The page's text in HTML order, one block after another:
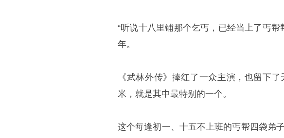
“听说十八里铺那个乞丐，已经当上了丐
年。
《武林外传》捧红了一众主演，也留下
米，就是其中最特别的一个。
这个每逢初一、十五不上班的丐帮四袋弟